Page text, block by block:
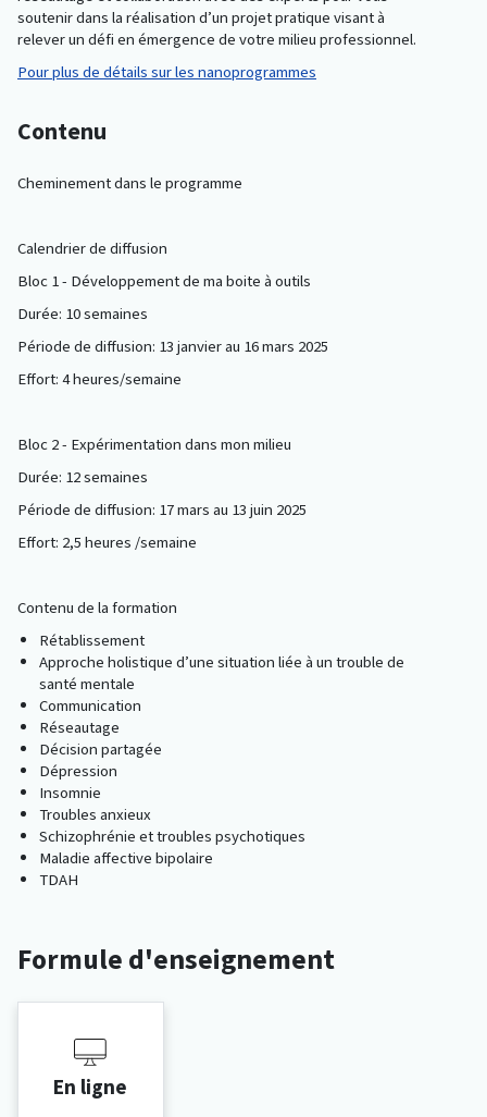
soutenir dans la réalisation d’un projet pratique visant à
relever un défi en émergence de votre milieu professionnel.
Pour plus de détails sur les nanoprogrammes
Contenu
Cheminement dans le programme
Calendrier de diffusion
Bloc 1 - Développement de ma boite à outils
Durée: 10 semaines
Période de diffusion: 13 janvier au 16 mars 2025
Effort: 4 heures/semaine
Bloc 2 - Expérimentation dans mon milieu
Durée: 12 semaines
Période de diffusion: 17 mars au 13 juin 2025
Effort: 2,5 heures /semaine
Contenu de la formation
Rétablissement
Approche holistique d’une situation liée à un trouble de
santé mentale
Communication
Réseautage
Décision partagée
Dépression
Insomnie
Troubles anxieux
Schizophrénie et troubles psychotiques
Maladie affective bipolaire
TDAH
Formule d'enseignement
En ligne